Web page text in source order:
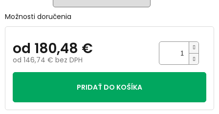
Možnosti doručenia
od 180,48 €
od 146,74 € bez DPH
Jednotková
PRIDAŤ DO KOŠÍKA